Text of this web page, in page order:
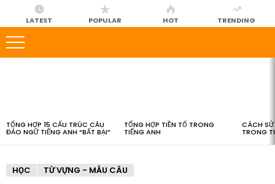
LATEST POPULAR HOT TRENDING
TỔNG HỢP 15 CẤU TRÚC CÂU
ĐẢO NGỮ TIẾNG ANH “BẤT BẠI”
TỔNG HỢP TIỀN TỐ TRONG
TIẾNG ANH
CÁCH SỬ
TRONG
HỌC TỪ VỰNG - MẪU CÂU